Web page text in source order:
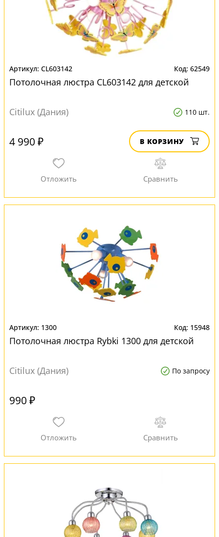
CL603142 62549
Потолочная люстра CL603142 для детской
Citilux (Дания) 110 шт.
4 990 ₽ В КОРЗИНУ
1300 15948
Потолочная люстра Rybki 1300 для детской
Citilux (Дания) По запросу
990 ₽